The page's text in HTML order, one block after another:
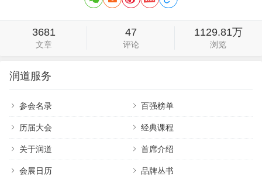
3681
文章
47
评论
1129.81万
浏览
润道服务
参会名录 百强榜单
历届大会 经典课程
关于润道 首席介绍
会展日历 品牌丛书